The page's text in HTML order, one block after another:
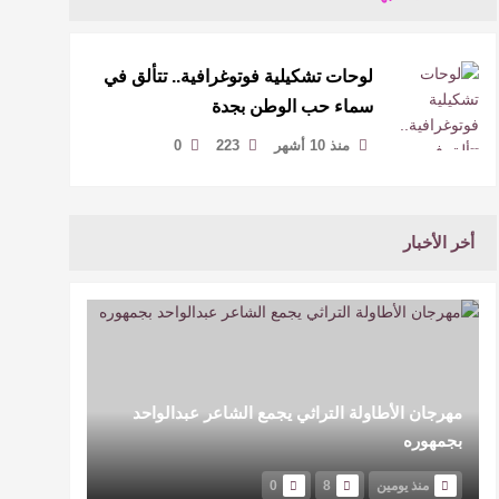
لوحات تشكيلية فوتوغرافية.. تتألق في
سماء حب الوطن بجدة
منذ 10 أشهر 223
0
أخر الأخبار
مهرجان الأطاولة التراثي يجمع الشاعر عبدالواحد
بجمهوره
منذ يومين 8
0